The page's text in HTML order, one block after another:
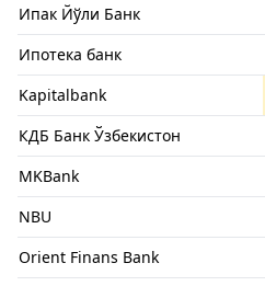
Ипак Йўли Банк
Ипотека банк
Kapitalbank
КДБ Банк Ўзбекистон
MKBank
NBU
Orient Finans Bank